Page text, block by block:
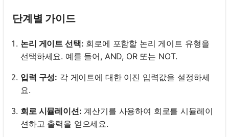
단계별 가이드
논리 게이트 선택: 회로에 포함할 논리 게이트 유형을
선택하세요. 예를 들어, AND, OR 또는 NOT.
입력 구성: 각 게이트에 대한 이진 입력값을 설정하세
요.
회로 시뮬레이션: 계산기를 사용하여 회로를 시뮬레이
션하고 출력을 얻으세요.